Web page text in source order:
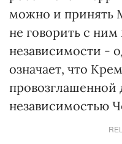
можно и принять
не говорить с
независимости -
означает, что
провозглашенной
независимостью